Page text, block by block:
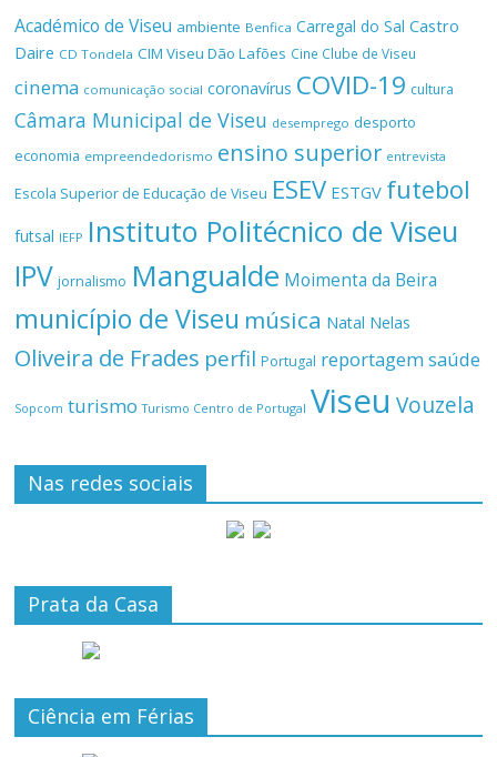
Académico de Viseu ambiente Benfica Carregal do Sal Castro
Daire CD Tondela CIM Viseu Dão Lafões Cine Clube de Viseu
cinema comunicação social coronavírus COVID-19 cultura
Câmara Municipal de Viseu desemprego desporto
economia empreendedorismo ensino superior entrevista
Escola Superior de Educação de Viseu ESEV ESTGV futebol
futsal IEFP Instituto Politécnico de Viseu
IPV jornalismo Mangualde Moimenta da Beira
município de Viseu música Natal Nelas
Oliveira de Frades perfil Portugal reportagemsaúde
Sopcom turismo Turismo Centro de Portugal Viseu Vouzela
Nas redes sociais
Prata da Casa
Ciência em Férias